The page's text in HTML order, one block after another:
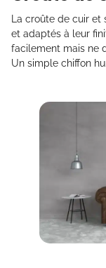
La croûte de cuir et
et adaptés à leur
facilement mais ne
Un simple chiffon